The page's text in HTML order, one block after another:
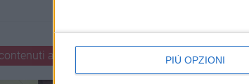
PIÙ OPZIONI
a tema